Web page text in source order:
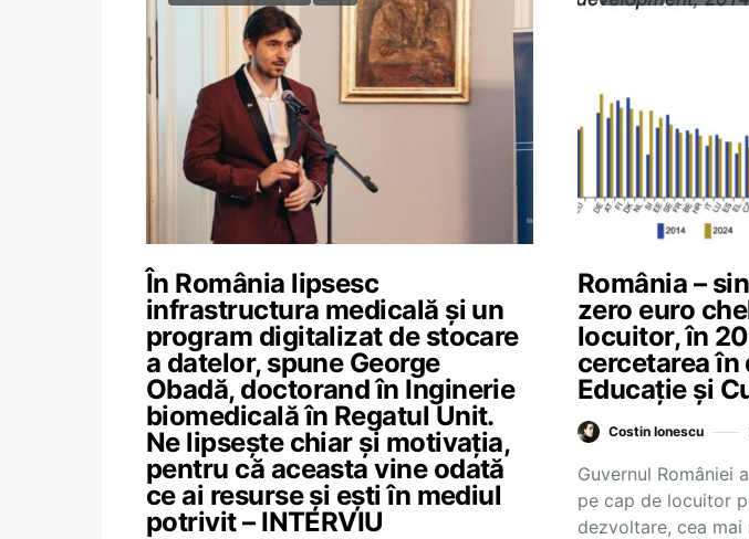
În România lipsesc
infrastructura medicală și un
program digitalizat de stocare
a datelor, spune George
Obadă, doctorand în Inginerie
biomedicală în Regatul Unit.
Ne lipsește chiar și motivația,
pentru că aceasta vine odată
ce ai resurse și ești în mediul
potrivit – INTERVIU
România –
zero euro
locuitor, în
cercetarea în
Educație și
Costin Ionescu
Guvernul României
pe cap de locuitor
dezvoltare, cea